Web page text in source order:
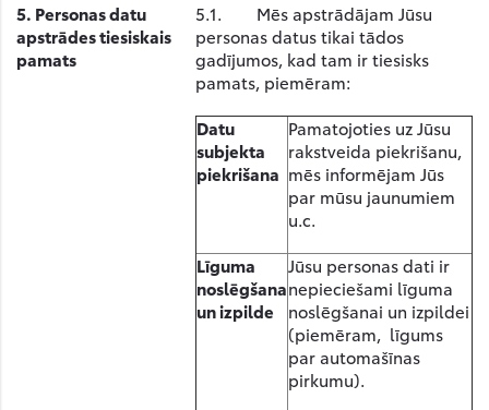
5. Personas datu
apstrādes tiesiskais
pamats
5.1. Mēs apstrādājam Jūsu
personas datus tikai tādos
gadījumos, kad tam ir tiesisks
pamats, piemēram:
Datu
subjekta
piekrišana
Pamatojoties uz Jūsu
rakstveida piekrišanu,
mēs informējam Jūs
par mūsu jaunumiem
u.c.
Līguma
noslēgšana
un izpilde
Jūsu personas dati ir
nepieciešami līguma
noslēgšanai un izpildei
(piemēram, līgums
par automašīnas
pirkumu).